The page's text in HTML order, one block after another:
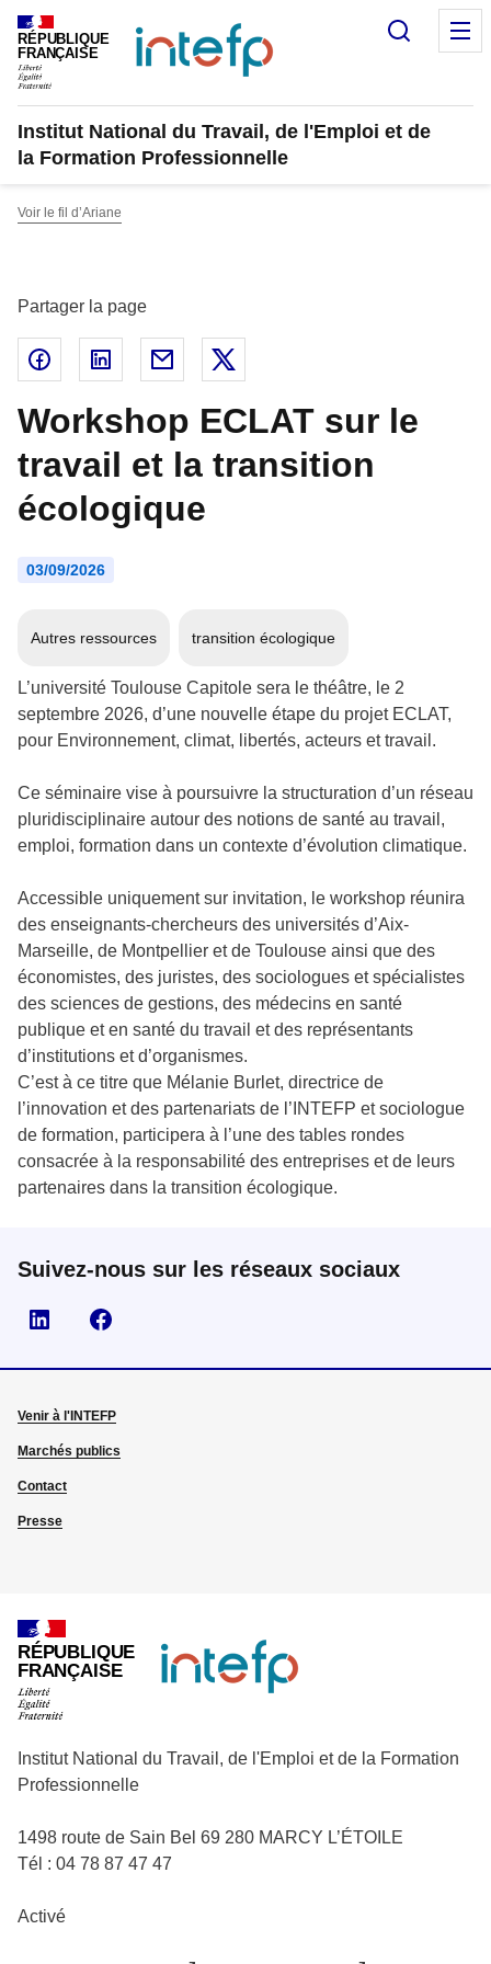
Panneau de gestion des cookies
RÉPUBLIQUE
FRANÇAISE
Institut National du Travail, de l'Emploi et de
la Formation Professionnelle
Voir le fil d’Ariane
Partager la page
Partager sur Facebook - nouvelle fenêtre
Partager sur Linked In - nouvelle fenêtre
Partager par email - nouvelle fenêtre
Workshop ECLAT sur le
travail et la transition
écologique
03/09/2026
Autres ressources transition écologique
L’université Toulouse Capitole sera le théâtre, le 2
septembre 2026, d’une nouvelle étape du projet ECLAT,
pour Environnement, climat, libertés, acteurs et travail.
Ce séminaire vise à poursuivre la structuration d’un réseau
pluridisciplinaire autour des notions de santé au travail,
emploi, formation dans un contexte d’évolution climatique.
Accessible uniquement sur invitation, le workshop réunira
des enseignants-chercheurs des universités d’Aix-
Marseille, de Montpellier et de Toulouse ainsi que des
économistes, des juristes, des sociologues et spécialistes
des sciences de gestions, des médecins en santé
publique et en santé du travail et des représentants
d’institutions et d’organismes.
C’est à ce titre que Mélanie Burlet, directrice de
l’innovation et des partenariats de l’INTEFP et sociologue
de formation, participera à l’une des tables rondes
consacrée à la responsabilité des entreprises et de leurs
partenaires dans la transition écologique.
Suivez-nous sur les réseaux sociaux
Visiter la page Linkedin
Venir à l'INTEFP
Marchés publics
Contact
Presse
RÉPUBLIQUE
FRANÇAISE
Institut National du Travail, de l'Emploi et de la Formation
Professionnelle
1498 route de Sain Bel 69 280 MARCY L’ÉTOILE
Tél : 04 78 87 47 47
Activé